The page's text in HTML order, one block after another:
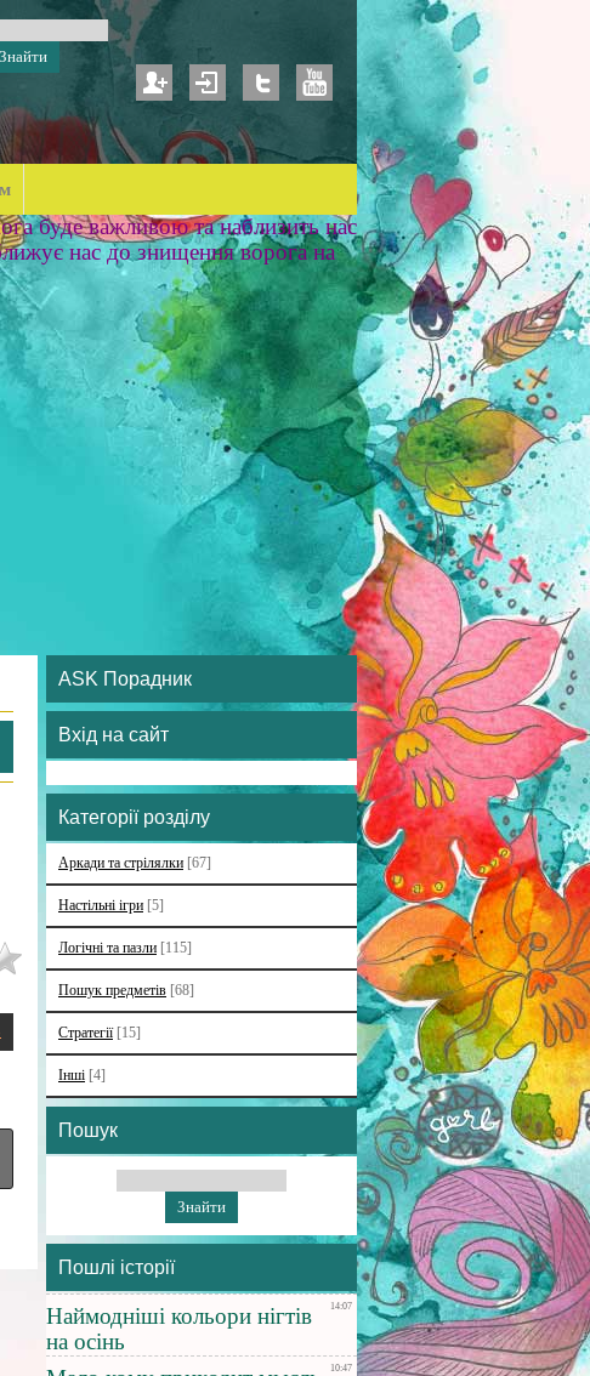
буде важливою та наблизить нас
нас до знищення ворога на
ASK Порадник
Вхід на сайт
Категорії розділу
Аркади та стрілялки [67]
Настільні ігри [5]
Логічні та пазли [115]
Пошук предметів [68]
Стратегії [15]
Інші [4]
Пошук
Пошлі історії